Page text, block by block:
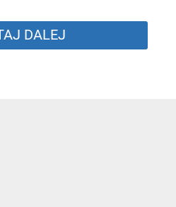
DALEJ